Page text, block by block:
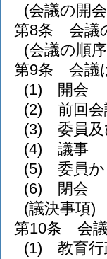
(会議の開
第8条
会議
(会議の順
第9条
会議
(1)
開会
(2)
前回
(3)
委員
(4)
議事
(5)
委員
(6)
閉会
(議決事項)
第10条
会
(1)
教育